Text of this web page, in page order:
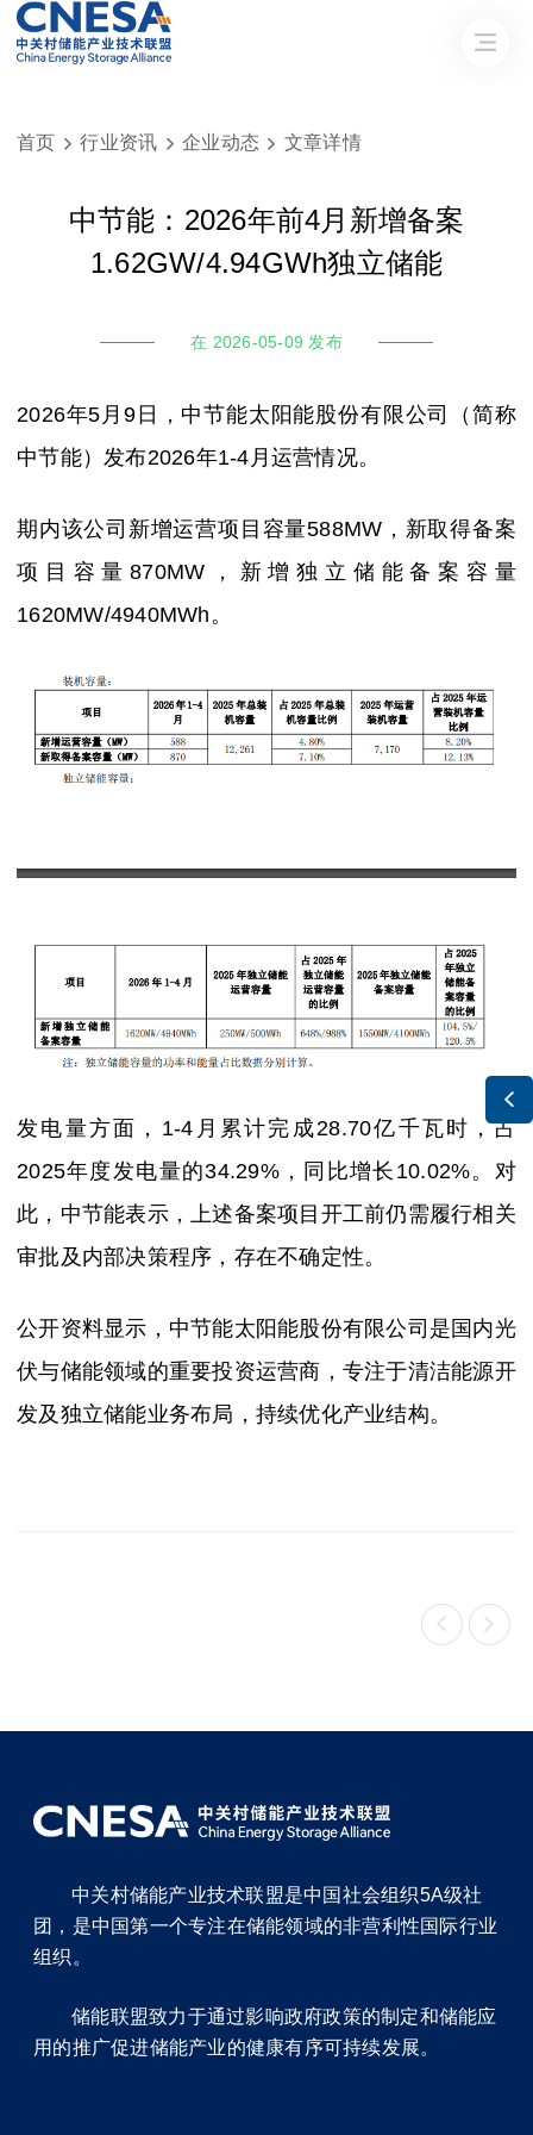

首页  行业资讯  企业动态  文章详情
中节能：2026年前4月新增备案
1.62GW/4.94GWh独立储能
在 2026-05-09 发布
2026年5月9日，中节能太阳能股份有限公司（简称
中节能）发布2026年1-4月运营情况。
期内该公司新增运营项目容量588MW，新取得备案
项目容量870MW，新增独立储能备案容量
1620MW/4940MWh。
发电量方面，1-4月累计完成28.70亿千瓦时，占
2025年度发电量的34.29%，同比增长10.02%。对
此，中节能表示，上述备案项目开工前仍需履行相关
审批及内部决策程序，存在不确定性。
公开资料显示，中节能太阳能股份有限公司是国内光
伏与储能领域的重要投资运营商，专注于清洁能源开
发及独立储能业务布局，持续优化产业结构。
 
中关村储能产业技术联盟是中国社会组织5A级社
团，是中国第一个专注在储能领域的非营利性国际行业
组织。
储能联盟致力于通过影响政府政策的制定和储能应
用的推广促进储能产业的健康有序可持续发展。